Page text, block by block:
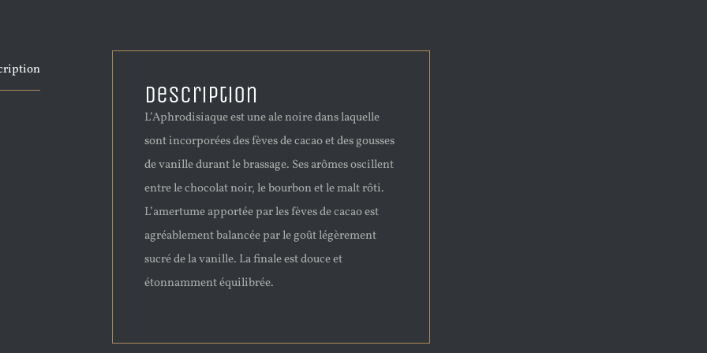
Description
L’Aphrodisiaque est une ale noire dans laquelle
sont incorporées des fèves de cacao et des gousses
de vanille durant le brassage. Ses arômes oscillent
entre le chocolat noir, le bourbon et le malt rôti.
L’amertume apportée par les fèves de cacao est
agréablement balancée par le goût légèrement
sucré de la vanille. La finale est douce et
étonnamment équilibrée.